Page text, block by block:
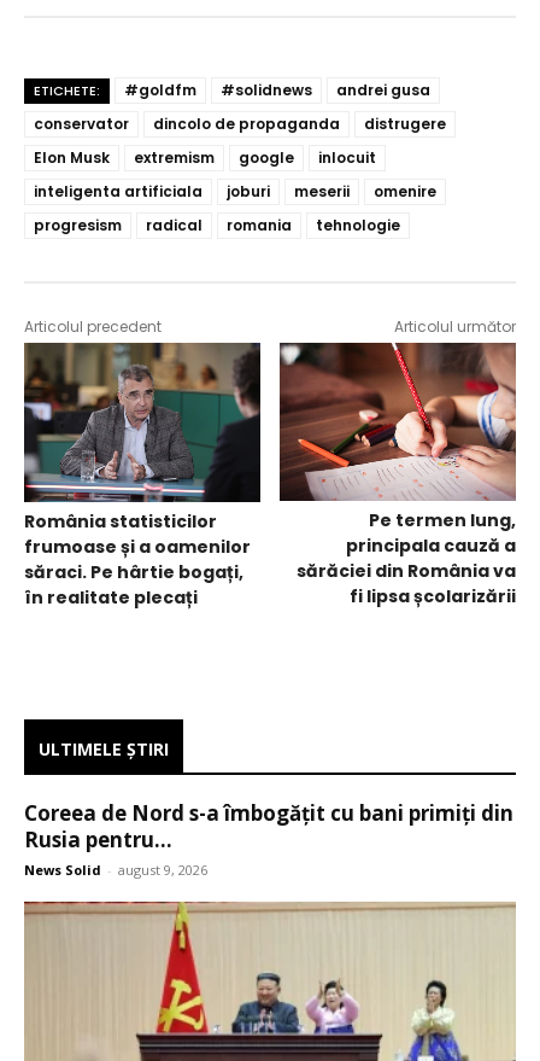
ETICHETE: #goldfm #solidnews
andrei gusa
conservator
dincolo de propaganda
distrugere
Elon Musk
extremism google
inlocuit
inteligenta artificiala
joburi meserii
omenire
progresism
radical romania tehnologie
Articolul precedent
România statisticilor
frumoase și a oamenilor
săraci. Pe hârtie bogați,
în realitate plecați
Articolul următor
Pe termen lung,
principala cauză a
sărăciei din România va
fi lipsa școlarizării
ULTIMELE ŞTIRI
Coreea de Nord s-a îmbogățit cu bani primiți din
Rusia pentru...
News Solid - august 9, 2026